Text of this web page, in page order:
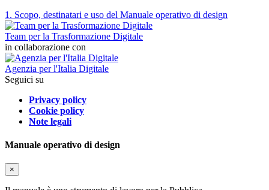
1. Scopo, destinatari e uso del Manuale operativo di design
Team per la Trasformazione Digitale
in collaborazione con
Agenzia per l'Italia Digitale
Seguici su
Privacy policy
Cookie policy
Note legali
Manuale operativo di design
×